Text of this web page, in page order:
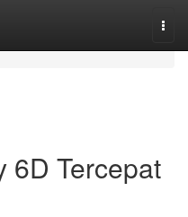
6D Tercepat